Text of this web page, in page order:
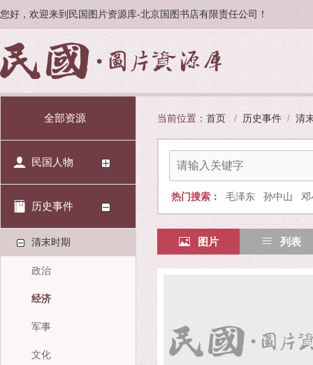
您好，欢迎来到民国图片资源库-北京国图书店有限责任公司！
全部资源
民国人物
历史事件
清末时期
政治
经济
军事
文化
当前位置： 首页 / 历史事件 / 清
热门搜索： 毛泽东 孙中山
图片 列表